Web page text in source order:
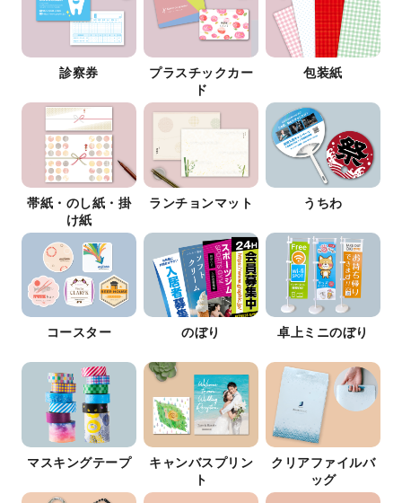
診察券
プラスチックカー
ド
包装紙
帯紙・のし紙・掛
け紙
ランチョンマット うちわ
コースター のぼり 卓上ミニのぼり
マスキングテープ
キャンバスプリン
ト
クリアファイルバ
ッグ